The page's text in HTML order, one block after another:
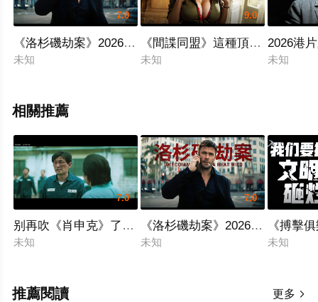
7.0
《洛杉磯劫案》2026最新炸裂猛片
未知
9.0
《間諜同盟》這種頂級女特工
未知
2026港
未知
相關推薦
7.0
别再吹《肖申克》了！這部韓國複仇爽片，黃政民在監
未知
7.0
《洛杉磯劫案》2026最新炸裂猛
未知
《搏擊
未知
更多 
推薦閱讀